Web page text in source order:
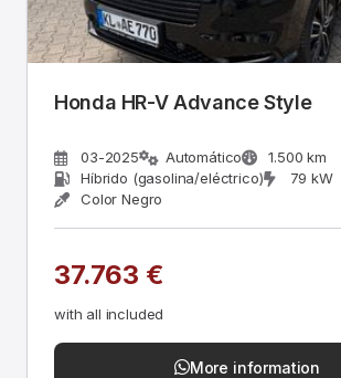
Honda HR-V Advance Style
03-2025 Automático
1.500 km
Híbrido (gasolina/eléctrico)
79 kW
Color Negro
37.763 €
with all included
More information